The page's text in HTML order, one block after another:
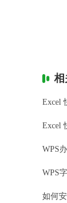
相
Excel
Excel
如何